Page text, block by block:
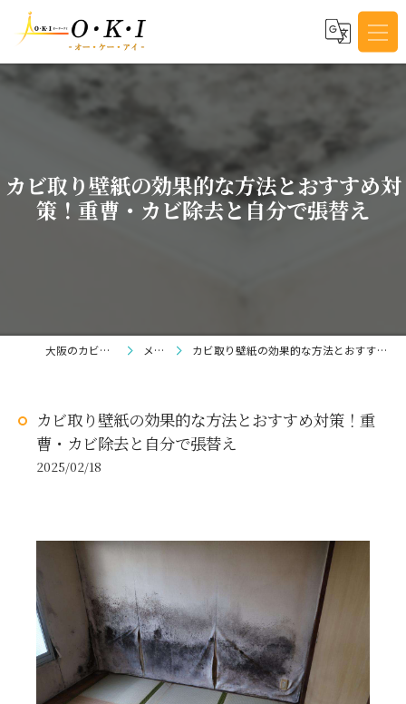
カビ取り壁紙の効果的な方法とおすすめ対
策！重曹・カビ除去と自分で張替え
大阪のカビ取りならO・K・I メディア カビ取り壁紙の効果的な方法とおすすめ対策！重曹・カビ除去と自分で張替え
カビ取り壁紙の効果的な方法とおすすめ対策！重
曹・カビ除去と自分で張替え
2025/02/18